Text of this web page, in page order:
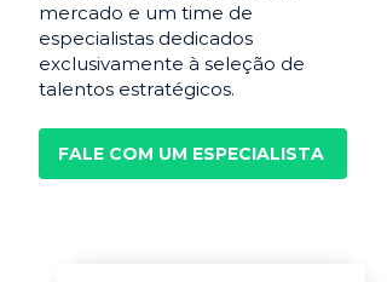
mercado e um time de
especialistas dedicados
exclusivamente à seleção de
talentos estratégicos.
FALE COM UM ESPECIALISTA